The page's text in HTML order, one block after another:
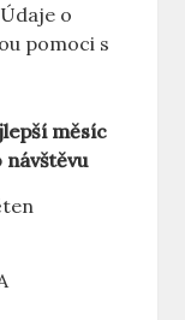
o
pomoci s
měsíc
návštěvu